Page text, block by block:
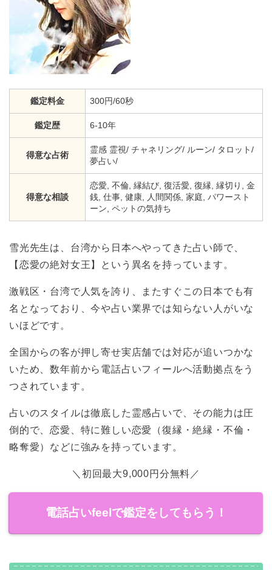
鑑定料金 300円/60秒
鑑定歴 6-10年
得意な占術
霊感 霊視/ チャネリング/ ルーン/ タロット/
夢占い/
得意な相談
恋愛, 不倫, 縁結び, 復活愛, 復縁, 縁切り, 金
銭, 仕事, 健康, 人間関係, 家庭, パワースト
ーン, ペットの気持ち
雪光先生は、台湾から日本へやってきた占い師で、
【恋愛の絶対女王】という異名を持っています。
激戦区・台湾で人気を誇り、またすぐこの日本でも有
名となっており、今や占い業界では知らない人がいな
いほどです。
全国からの客が押し寄せ実店舗では対応が追いつかな
いため、数年前から電話占いフィールへ活動拠点をう
つされています。
占いのスタイルは徹底した霊感占いで、その能力は圧
倒的で、恋愛、特に難しい恋愛（復縁・絶縁・不倫・
略奪愛）などに強みを持っています。
＼初回最大9,000円分無料／
電話占いfeelで鑑定をしてもらう！